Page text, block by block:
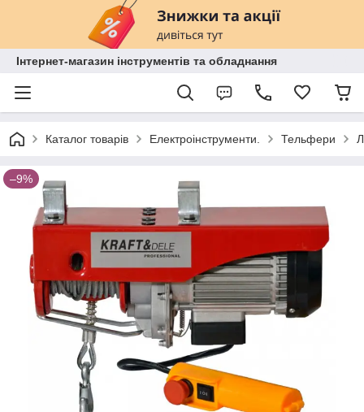
Інтернет-магазин інструментів та обладнання
Каталог товарів Електроінструменти. Тельфери
–9%